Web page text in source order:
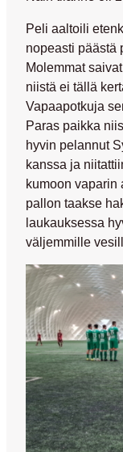
Peli aaltoili
nopeasti päästä
Molemmat
niistä ei tällä
Vapaapotkuja
Paras paikka
hyvin pelannut
kanssa ja
kumoon vaparin
pallon taakse
laukauksessa
väljemmille